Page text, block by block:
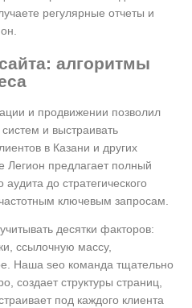
регулярные отчеты и
алгоритмы
и продвижении позволил
и выстраивать
в Казани и других
Легион предлагает полный
до стратегического
ключевым запросам.
десятки факторов:
ссылочную массу,
Наша seo команда тщательно
создает структуры страниц,
под каждого клиента